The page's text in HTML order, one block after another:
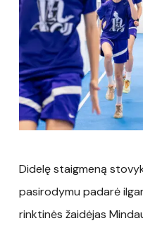
Didelę staigmeną
pasirodymu padarė
rinktinės žaidėjas